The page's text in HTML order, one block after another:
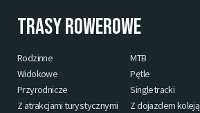
Trasy rowerowe
Rodzinne
Widokowe
Przyrodnicze
Z atrakcjami turystycznymi
MTB
Pętle
Singletracki
Z dojazdem koleją